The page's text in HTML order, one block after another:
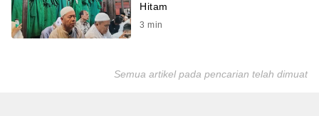
Hitam
3 min
Semua artikel pada pencarian telah dimuat